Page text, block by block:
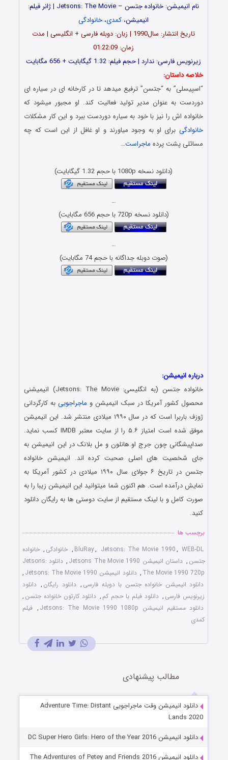
نام انیمیشن: خانواده جتسن – Jetsons: The Movie | ژانر فیلم:
انیمیشن، کمدی، خانوادگی
تاریخ انتشار: سال1990 | زبان: دوبله فارسی + انگلیسی | مدت
زمان: 01:22:09
زیرنویس فارسی: ندارد | حجم فیلم: 1.32 گیگابایت + 656 مگابایت
خلاصه داستان:
“اسپیسلی” به “جتسن” ترفیع میدهد تا در کارخانه ای در سیاره ای
دوردست به عنوان مدیر تولید فعالیت کند. او مجبور میشود که
خانواده اش را نیز با خود به سیاره دوردست ببرد و این کار مشکلات
خانوادگی برای او به وجود میاورند و او غافل از این است که چه
مسائلی پشت پرده ماجراست…
(دانلود نسخه 1080p با حجم 1.32 گیگابایت)
…
(دانلود نسخه 720p با حجم 656 مگابایت)
…
(صوت دوبله جداگانه با حجم 74 مگابایت)
درباره انیمیشن:
خانواده جتسن (به انگلیسی: Jetsons: The Movie) انیمیشنی
محصول کشور آمریکا در سبک انیمیشن و ماجراجوییبه کارگردانی
ژوزف باربرا است که در سال ۱۹۹۰ میلادی منتشر شد. این انیمیشن
موفق شده است امتیاز ۵.۶ را از سایت معتبر IMDB کسب نماید.
صداپیشگانی چون جرج او.هانلون و مل بلانک در این انیمیشن به
جای شخصیت های اصلی صحبت کرده اند. انیمیشن خانواده
جتسن در تاریخ ۶ جولای سال ۱۹۹۰ میلادی در کشور آمریکا به
نمایش درآمده است. هم اکنون شما میتوانید این انیمیشن زیبا را به
صورت کامل و با لینک مستقیم از سایت دوستی ها به رایگان دانلود
کنید.
برچسب ها
BluRay, Jetsons: The Movie 1990, WEB-DL
, خانوادگی , خانواده
جتسن , داستان انیمیشن Jetsons The Movie 1990 ,
دانلود Jetsons:
The Movie 1990 720p
, دانلود انیمیشن Jetsons: The Movie 1990
,
دانلود انیمیشن خانواده جتسن با دوبله فارسی , دانلود رایگان , دانلود
زیرنویس فارسی , دانلود فیلم با حجم کم , دانلود کارتون خانواده جتسن ,
دانلود مستقیم انیمیشن Jetsons: The Movie 1990 1080p
, فیلم
کمدی
مطالب پیشنهادی
دانلود انیمیشن وقت ماجراجویی Adventure Time: Distant
Lands 2020
دانلود انیمیشن DC Super Hero Girls: Hero of the Year 2016
دانلود انیمیشن The Adventures of Petey and Friends 2016